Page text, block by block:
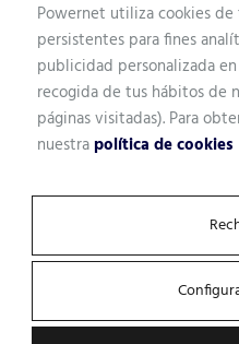
Nombre
Perfil profesional
Email
Powernet utiliza cookies de
persistentes para fines
publicidad personalizada
recogida de tus hábitos de
páginas visitadas). Para
nuestrapolítica de cookies